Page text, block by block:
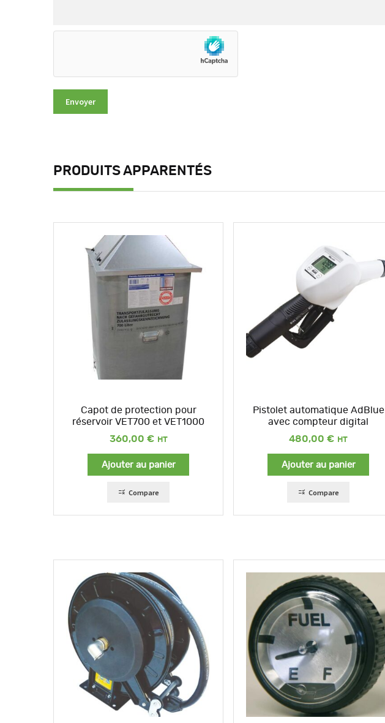
PRODUITS APPARENTÉS
Capot de protection pour
réservoir VET700 et VET1000
360,00 €
Ajouter au panier
Compare
Pistolet automatique AdBlue
avec compteur digital
480,00 €
Ajouter au panier
Compare